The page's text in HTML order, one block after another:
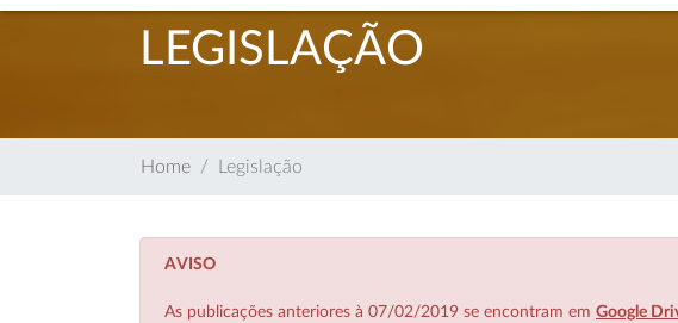
LEGISLAÇÃO
Home Legislação
AVISO
As publicações anteriores à 07/02/2019 se encontram em Google